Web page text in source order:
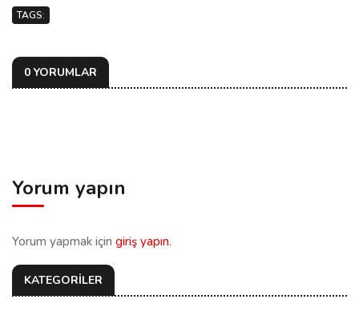
TAGS:
0 YORUMLAR
Yorum yapın
Yorum yapmak için giriş yapın.
KATEGORİLER